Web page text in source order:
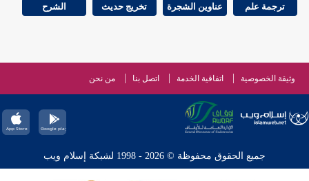
ترجمة علم عناوين الشجرة تخريج حديث الشرح
وثيقة الخصوصية اتفاقية الخدمة اتصل بنا من نحن
جميع الحقوق محفوظة © 2026 - 1998 لشبكة إسلام ويب